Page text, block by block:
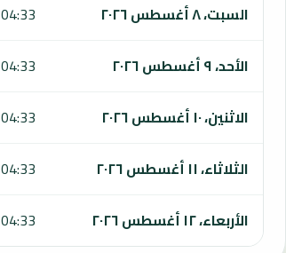
السبت، ٨ أغسطس ٢٠٢٦
04:33
الأحد، ٩ أغسطس ٢٠٢٦
04:33
الاثنين، ١٠ أغسطس ٢٠٢٦
04:33
الثلاثاء، ١١ أغسطس ٢٠٢٦
04:33
الأربعاء، ١٢ أغسطس ٢٠٢٦
04:33